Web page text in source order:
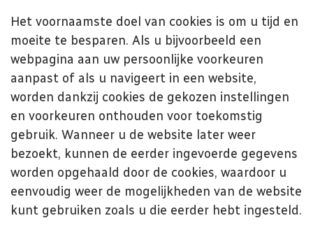
Het voornaamste doel van cookies is om u tijd en
moeite te besparen. Als u bijvoorbeeld een
webpagina aan uw persoonlijke voorkeuren
aanpast of als u navigeert in een website,
worden dankzij cookies de gekozen instellingen
en voorkeuren onthouden voor toekomstig
gebruik. Wanneer u de website later weer
bezoekt, kunnen de eerder ingevoerde gegevens
worden opgehaald door de cookies, waardoor u
eenvoudig weer de mogelijkheden van de website
kunt gebruiken zoals u die eerder hebt ingesteld.